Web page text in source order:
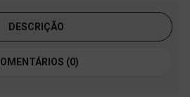
DESCRIÇÃO
(0)